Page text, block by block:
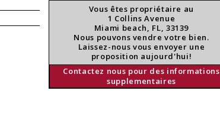
Vous êtes propriétaire au
1 Collins Avenue
Miami beach, FL, 33139
Nous pouvons vendre votre bien.
Laissez-nous vous envoyer une
proposition aujourd'hui!
Contactez nous pour des informations
supplementaires